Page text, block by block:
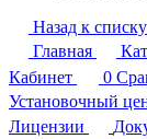
Назад к списку
Главная
Кабинет
0
Установочный
Лицензии